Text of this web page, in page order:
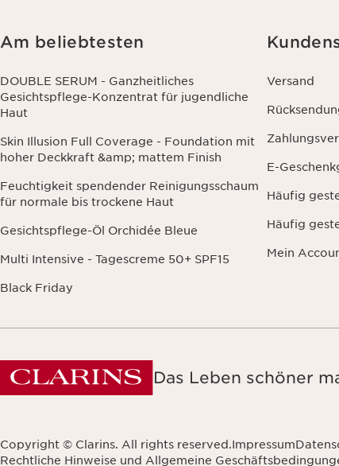
Am beliebtesten
DOUBLE SERUM - Ganzheitliches
Gesichtspflege-Konzentrat für jugendliche
Haut
Skin Illusion Full Coverage - Foundation mit
hoher Deckkraft &amp; mattem Finish
Feuchtigkeit spendender Reinigungsschaum
für normale bis trockene Haut
Gesichtspflege-Öl Orchidée Bleue
Multi Intensive - Tagescreme 50+ SPF15
Black Friday
Versand
E-
Häufig
Häufig
Mein
Das Leben schöner
Copyright © Clarins. All rights reserved.Impressum
Rechtliche Hinweise und Allgemeine